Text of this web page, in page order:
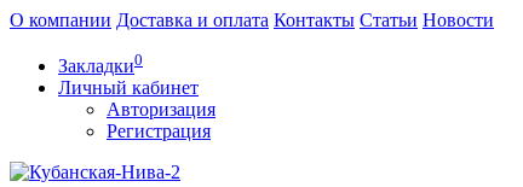
О компании Доставка и оплата Контакты Статьи Новости
Закладки0
Личный кабинет
Авторизация
Регистрация